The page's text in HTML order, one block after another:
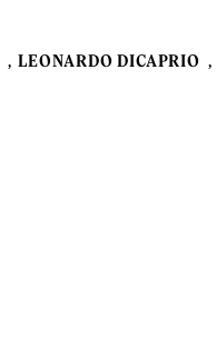
LEONARDO DICAPRIO